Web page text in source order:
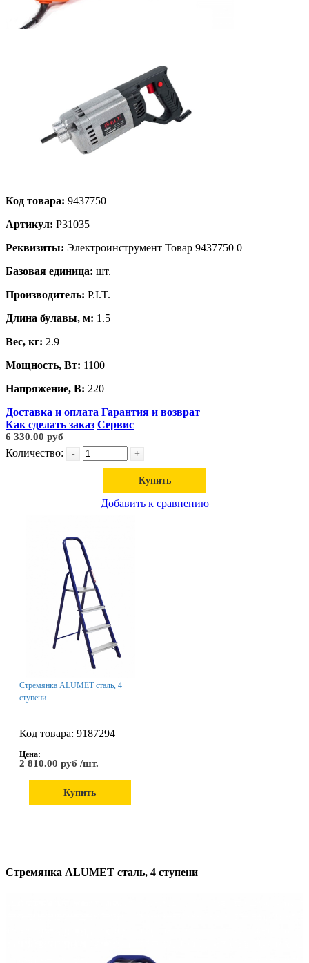
Код товара: 9437750
Артикул: Р31035
Реквизиты: Электроинструмент Товар 9437750 0
Базовая единица: шт.
Производитель: P.I.T.
Длина булавы, м: 1.5
Вес, кг: 2.9
Мощность, Вт: 1100
Напряжение, В: 220
Доставка и оплата Гарантия и возврат
Как сделать заказ Сервис
6 330.00 руб
Количество: - +
Купить
Добавить к сравнению
Стремянка ALUMET сталь, 4
ступени
Код товара: 9187294
Цена:
2 810.00 руб /шт.
Купить
Стремянка ALUMET сталь, 4 ступени